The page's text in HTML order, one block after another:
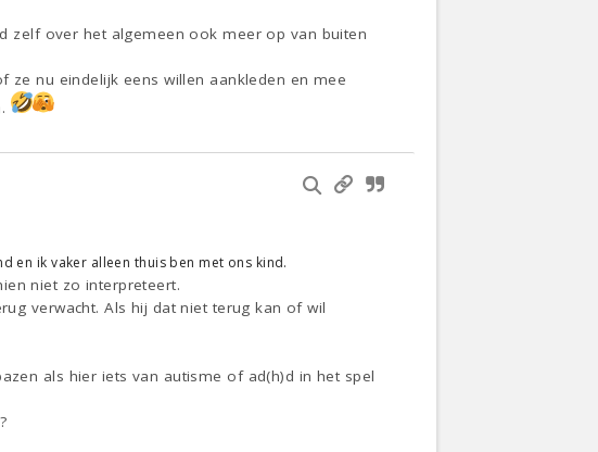
zelf over het algemeen ook meer op van buiten
nu eindelijk eens willen aankleden en mee
en ik vaker alleen thuis ben met ons kind.
niet zo interpreteert.
verwacht. Als hij dat niet terug kan of wil
als hier iets van autisme of ad(h)d in het spel